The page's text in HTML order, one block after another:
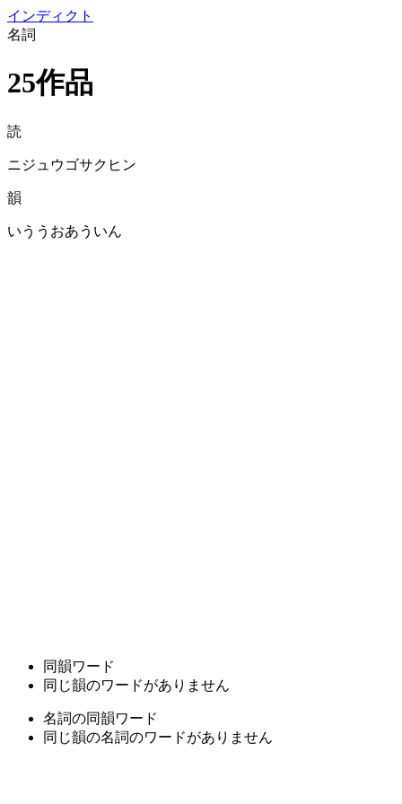
インディクト
名詞
25作品
読
ニジュウゴサクヒン
韻
いううおあういん
同韻ワード
同じ韻のワードがありません
名詞の同韻ワード
同じ韻の名詞のワードがありません